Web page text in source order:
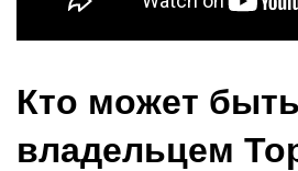
Кто может быть
владельцем